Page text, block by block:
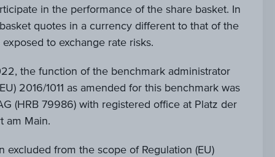
in the performance of the share basket. In
quotes in a currency different to that of the
to exchange rate risks.
the function of the benchmark administrator
2016/1011 as amended for this benchmark was
(HRB 79986) with registered office at Platz der
am Main.
excluded from the scope of Regulation (EU)